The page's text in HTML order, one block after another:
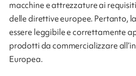
macchine e attrezzature ai
delle direttive europee. Pertanto,
essere leggibile e correttamente
prodotti da commercializzare
Europea.